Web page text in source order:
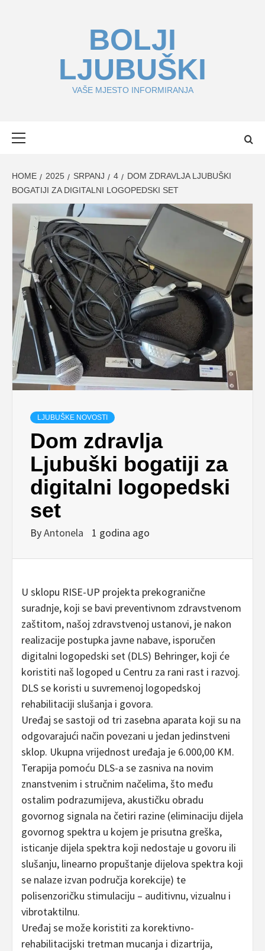
BOLJI
LJUBUŠKI
VAŠE MJESTO INFORMIRANJA
HOME 2025 SRPANJ 4
DOM ZDRAVLJA LJUBUŠKI
BOGATIJI ZA DIGITALNI LOGOPEDSKI SET
LJUBUŠKE NOVOSTI
Dom zdravlja
Ljubuški bogatiji za
digitalni logopedski
set
ByAntonela 1 godina ago
U sklopu RISE-UP projekta prekogranične
suradnje, koji se bavi preventivnom zdravstvenom
zaštitom, našoj zdravstvenoj ustanovi, je nakon
realizacije postupka javne nabave, isporučen
digitalni logopedski set (DLS) Behringer, koji će
koristiti naš logoped u Centru za rani rast i razvoj.
DLS se koristi u suvremenoj logopedskoj
rehabilitaciji slušanja i govora.
Uređaj se sastoji od tri zasebna aparata koji su na
odgovarajući način povezani u jedan jedinstveni
sklop. Ukupna vrijednost uređaja je 6.000,00 KM.
Terapija pomoću DLS-a se zasniva na novim
znanstvenim i stručnim načelima, što među
ostalim podrazumijeva, akustičku obradu
govornog signala na četiri razine (eliminaciju dijela
govornog spektra u kojem je prisutna greška,
isticanje dijela spektra koji nedostaje u govoru ili
slušanju, linearno propuštanje dijelova spektra koji
se nalaze izvan područja korekcije) te
polisenzoričku stimulaciju – auditivnu, vizualnu i
vibrotaktilnu.
Uređaj se može koristiti za korektivno-
rehabilitacijski tretman mucanja i dizartrija,